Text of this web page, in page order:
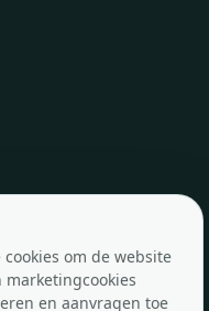
om de website
marketingcookies
en aanvragen toe